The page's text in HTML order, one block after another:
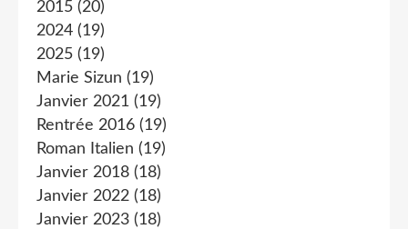
2015 (20)
2024 (19)
2025 (19)
Marie Sizun (19)
Janvier 2021 (19)
Rentrée 2016 (19)
Roman Italien (19)
Janvier 2018 (18)
Janvier 2022 (18)
Janvier 2023 (18)